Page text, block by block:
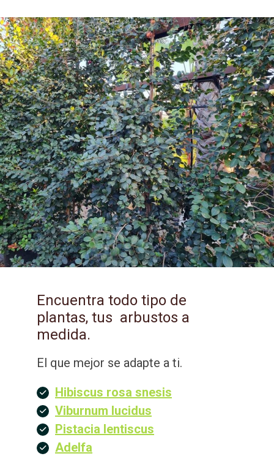
Encuentra todo tipo de
plantas, tus arbustos a
medida.
El que mejor se adapte a ti.
Hibiscus rosa snesis
Viburnum lucidus
Pistacia lentiscus
Adelfa